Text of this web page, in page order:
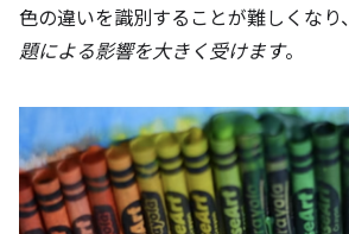
色の違いを識別することが難しくなり、
題による影響を大きく受けます。